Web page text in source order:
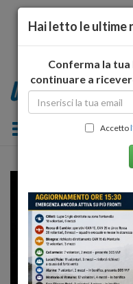
Toggle
Hai letto le ultime
Conferma la tua
continuare a
Accetto